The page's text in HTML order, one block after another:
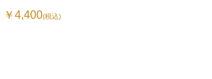
￥4,400(税込)